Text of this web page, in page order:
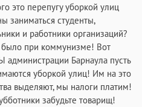
это перепугу уборкой улиц
заниматься студенты,
и работники организаций?
при коммунизме! Вот
администрации Барнаула пусть
уборкой улиц! Им на это
выделяют, мы налоги платим!
забудьте товарищ!